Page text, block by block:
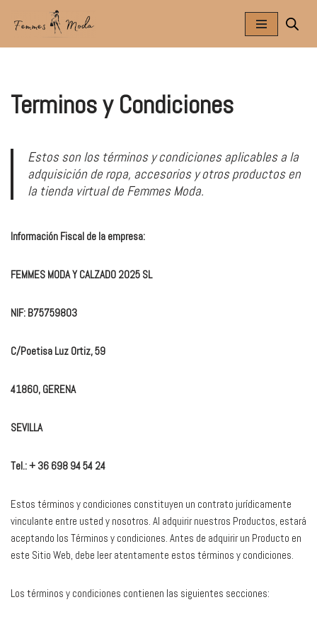
Terminos y Condiciones
Estos son los términos y condiciones aplicables a la
adquisición de ropa, accesorios y otros productos en
la tienda virtual de Femmes Moda.
Información Fiscal de la empresa:
FEMMES MODA Y CALZADO 2025 SL
NIF: B75759803
C/Poetisa Luz Ortiz, 59
41860, GERENA
SEVILLA
Tel.: + 36 698 94 54 24
Estos términos y condiciones constituyen un contrato jurídicamente
vinculante entre usted y nosotros. Al adquirir nuestros Productos, estará
aceptando los Términos y condiciones. Antes de adquirir un Producto en
este Sitio Web, debe leer atentamente estos términos y condiciones.
Los términos y condiciones contienen las siguientes secciones: